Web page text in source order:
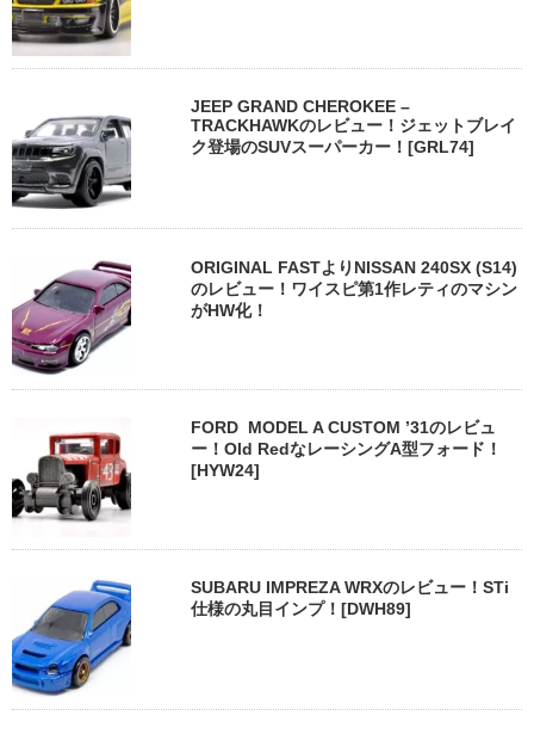
JEEP GRAND CHEROKEE –
TRACKHAWKのレビュー！ジェットブレイ
ク登場のSUVスーパーカー！[GRL74]
ORIGINAL FASTよりNISSAN 240SX (S14)
のレビュー！ワイスピ第1作レティのマシン
がHW化！
FORD MODEL A CUSTOM ’31のレビュ
ー！Old RedなレーシングA型フォード！
[HYW24]
SUBARU IMPREZA WRXのレビュー！STi
仕様の丸目インプ！[DWH89]